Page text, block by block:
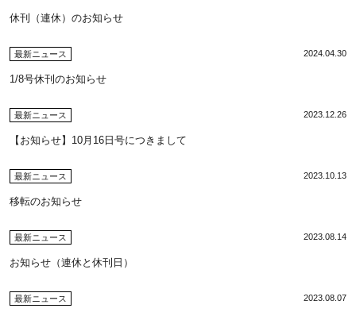
休刊（連休）のお知らせ
最新ニュース 2024.04.30
1/8号休刊のお知らせ
最新ニュース 2023.12.26
【お知らせ】10月16日号につきまして
最新ニュース 2023.10.13
移転のお知らせ
最新ニュース 2023.08.14
お知らせ（連休と休刊日）
最新ニュース 2023.08.07